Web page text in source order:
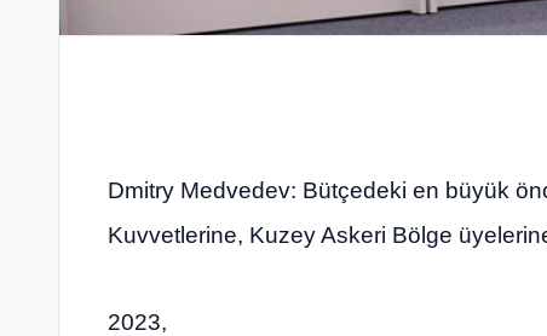
Dmitry Medvedev: Bütçedeki en büyük
Kuvvetlerine, Kuzey Askeri Bölge
2023,